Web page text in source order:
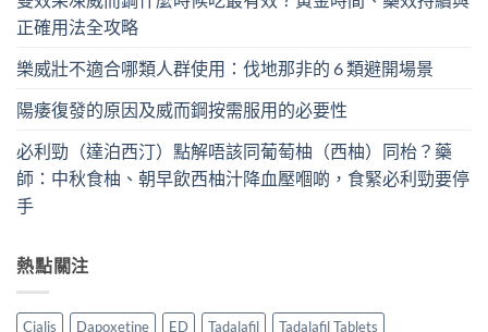
正確用法全攻略
樂威壯不適合哪類人群使用：伐地那非的 6 類避開場景
陽痿復發的原因及威而鋼按需服用的必要性
必利勁（達泊西汀）點解唔該同葡萄柚（西柚）同枱？藥
師：中秋食柚、朝早飲西柚汁降血壓嗰啲，食緊必利勁要停
手
熱點關注
Cialis Dapoxetine ED Tadalafil
Tadalafil Tablets